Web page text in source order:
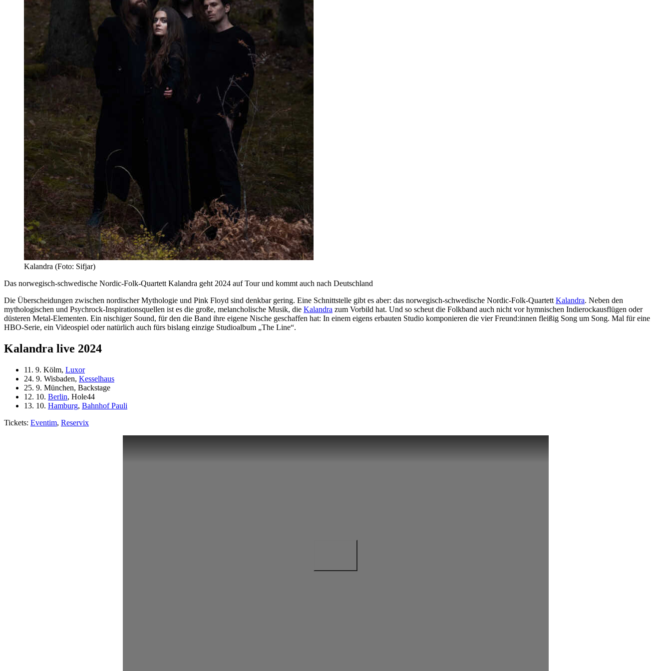
Kalandra (Foto: Sifjar)
Das norwegisch-schwedische Nordic-Folk-Quartett Kalandra geht 2024 auf Tour und kommt auch nach Deutschland
Die Überscheidungen zwischen nordischer Mythologie und Pink Floyd sind denkbar gering. Eine Schnittstelle gibt es aber: das norwegisch-schwedische Nordic-Folk-Quartett Kalandra. Neben den
mythologischen und Psychrock-Inspirationsquellen ist es die große, melancholische Musik, die Kalandra zum Vorbild hat. Und so scheut die Folkband auch nicht vor hymnischen Indierockausflügen oder
düsteren Metal-Elementen. Ein nischiger Sound, für den die Band ihre eigene Nische geschaffen hat: In einem eigens erbauten Studio komponieren die vier Freund:innen fleißig Song um Song. Mal für eine
HBO-Serie, ein Videospiel oder natürlich auch fürs bislang einzige Studioalbum „The Line“.
Kalandra live 2024
11. 9. Kölm, Luxor
24. 9. Wisbaden, Kesselhaus
25. 9. München, Backstage
12. 10. Berlin, Hole44
13. 10. Hamburg, Bahnhof Pauli
Tickets: Eventim, Reservix